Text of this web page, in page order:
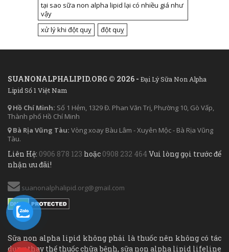
tại sao sữa non alpha lipid lại có nhiều giá như
vậy
xử lý khi đột quỵ
đột quỵ
SUANONALPHALIPID.ORG © 2026 - Đại Lý Sữa Non Alpha
Lipid Số 1 Việt Nam
Hồ Chí Minh: Số 1 Hẻm, 1329 Đ. Phan Văn Trị, Phường 10, Gò Vấp,
Thành phố Hồ Chí Minh
Bà Rịa Vũng Tàu: Vòng xoay Bàu Lâm - Xuyên Mộc - Bà Rịa Vũng
Tàu.
Liên Hệ: 0906 878 123 hoặc 0908 232 464 Vui lòng gọi trước để
nhận ưu đãi!
suanonalphalipid.org@gmail.com
Sữa non alpha lipid không phải là thuốc nên không có tác
dụng thay thế thuốc chữa bệnh, sữa non alpha lipid lifeline